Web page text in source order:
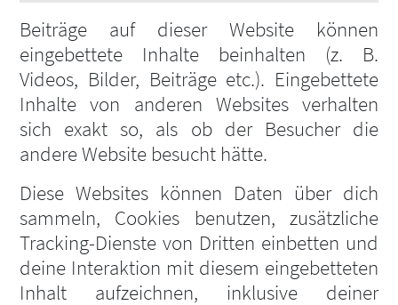
Beiträge auf dieser Website können
eingebettete Inhalte beinhalten (z. B.
Videos, Bilder, Beiträge etc.). Eingebettete
Inhalte von anderen Websites verhalten
sich exakt so, als ob der Besucher die
andere Website besucht hätte.
Diese Websites können Daten über dich
sammeln, Cookies benutzen, zusätzliche
Tracking-Dienste von Dritten einbetten und
deine Interaktion mit diesem eingebetteten
Inhalt aufzeichnen, inklusive deiner